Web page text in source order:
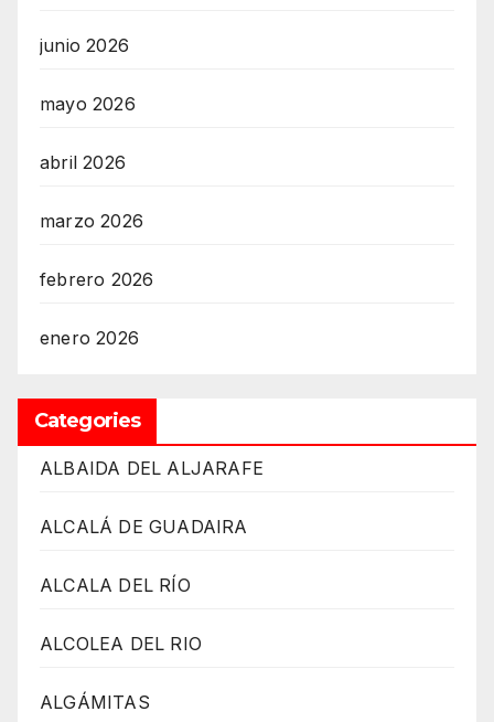
junio 2026
mayo 2026
abril 2026
marzo 2026
febrero 2026
enero 2026
Categories
ALBAIDA DEL ALJARAFE
ALCALÁ DE GUADAIRA
ALCALA DEL RÍO
ALCOLEA DEL RIO
ALGÁMITAS